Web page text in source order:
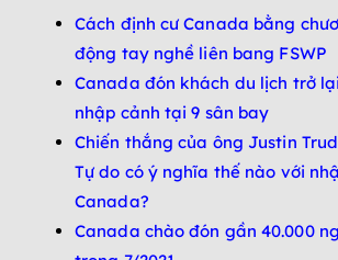
Cách định cư Canada bằng
động tay nghề liên bang FSWP
Canada đón khách du lịch trở
nhập cảnh tại 9 sân bay
Chiến thắng của ông Justin
Tự do có ý nghĩa thế nào với
Canada?
Canada chào đón gần 40.000